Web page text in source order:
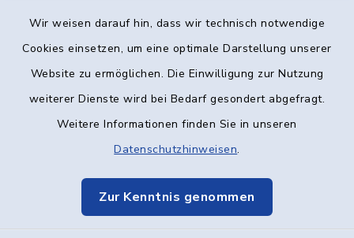
Wir weisen darauf hin, dass wir technisch notwendige
Cookies einsetzen, um eine optimale Darstellung unserer
Website zu ermöglichen. Die Einwilligung zur Nutzung
weiterer Dienste wird bei Bedarf gesondert abgefragt.
Weitere Informationen finden Sie in unseren
Datenschutzhinweisen.
Zur Kenntnis genommen
Kontakt
Datenschutz
Elektronische Kommunikation